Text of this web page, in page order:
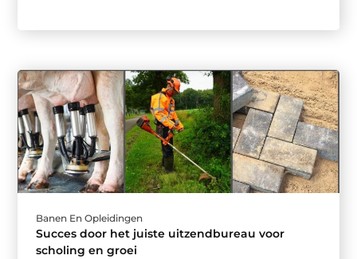
Banen En Opleidingen
Succes door het juiste uitzendbureau voor
scholing en groei